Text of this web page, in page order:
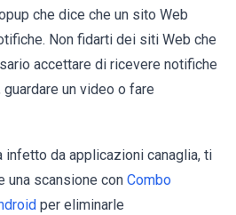
che dice che un sito Web
Non fidarti dei siti Web che
accettare di ricevere notifiche
un video o fare
infetto da applicazioni canaglia, ti
una scansione con Combo
per eliminarle